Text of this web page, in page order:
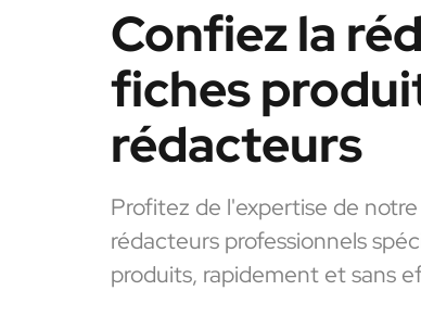
Confiez la
fiches
rédacteurs
Profitez de l'expertise de
rédacteurs professionnels
produits, rapidement et sans